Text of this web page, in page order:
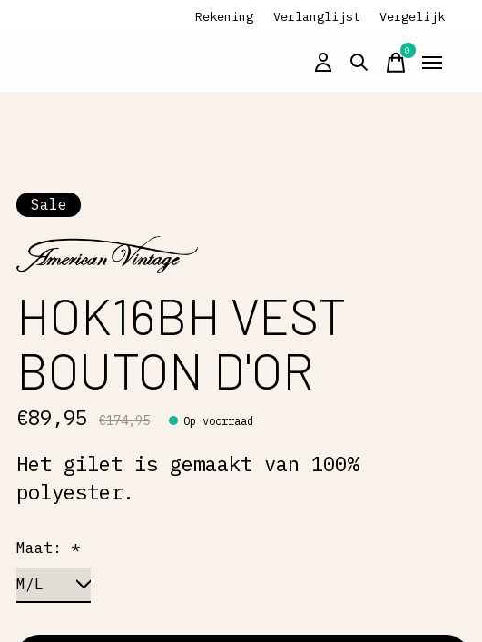
Rekening Verlanglijst Vergelijk
0items
Sale
HOK16BH VEST
BOUTON D'OR
€89,95€174,95 Op voorraad
Het gilet is gemaakt van 100%
polyester.
Maat: *